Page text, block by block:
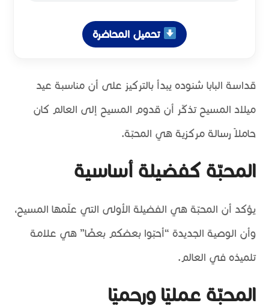
تحميل المحاضرة
قداسة البابا شنوده يبدأ بالتركيز على أن مناسبة عيد
ميلاد المسيح تذكّر أن قدوم المسيح إلى العالم كان
حاملاً رسالة مركزية هي المحبّة.
المحبّة كفضيلة أساسية
يؤكد أن المحبّة هي الفضيلة الأولى التي علّمها المسيح،
وأن الوصية الجديدة “أحبّوا بعضكم بعضًا” هي علامة
تلميذه في العالم.
المحبّة عمليًا ورحميًا